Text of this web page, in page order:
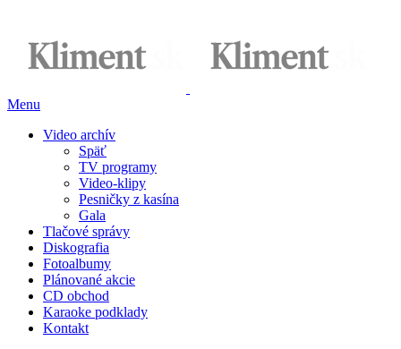
Menu
Video archív
Späť
TV programy
Video-klipy
Pesničky z kasína
Gala
Tlačové správy
Diskografia
Fotoalbumy
Plánované akcie
CD obchod
Karaoke podklady
Kontakt